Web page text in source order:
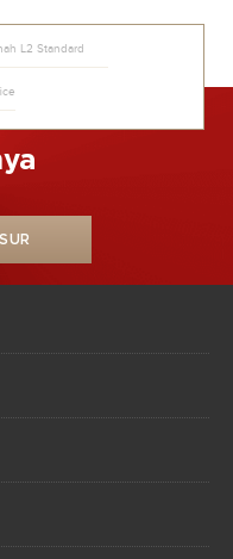
L2 Standard